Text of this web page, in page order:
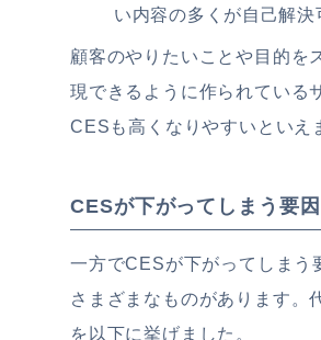
い内容の多くが自己解決
顧客のやりたいことや目的を
現できるように作られている
CESも高くなりやすいといえ
CESが下がってしまう要因
一方でCESが下がってしまう
さまざまなものがあります。
を以下に挙げました。